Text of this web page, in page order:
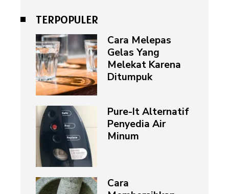
TERPOPULER
Cara Melepas
Gelas Yang
Melekat Karena
Ditumpuk
Pure-It Alternatif
Penyedia Air
Minum
Cara